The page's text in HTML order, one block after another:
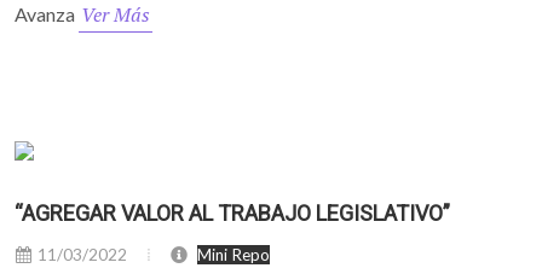
Avanza Ver Más
“AGREGAR VALOR AL TRABAJO LEGISLATIVO”
11/03/2022 Mini Repo